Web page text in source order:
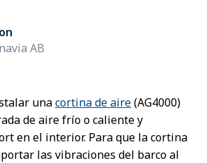
AB
unacortina de aire(AG4000)
de aire frío o caliente y
en el interior. Para que la cortina
las vibraciones del barco al